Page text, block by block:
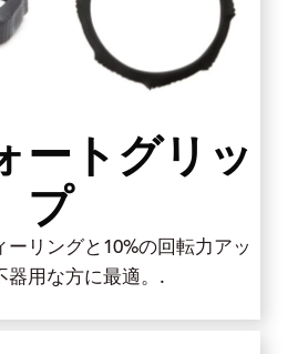
ートグリッ
プ
ーリングと10%の回転力アッ
器用な方に最適。.